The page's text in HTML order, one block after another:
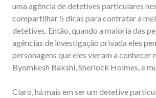
uma agência de detetives particulares
compartilhar 5 dicas para contratar a
detetives. Então, quando a maioria das
agências de investigação privada eles
personagens que eles vieram a conhecer
Byomkesh Bakshi, Sherlock Holmes, e
Claro, há mais em ser um detetive